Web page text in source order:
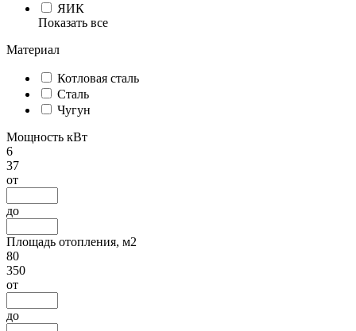
ЯИК
Показать все
Материал
Котловая сталь
Сталь
Чугун
Мощность кВт
6
37
от
до
Площадь отопления, м2
80
350
от
до